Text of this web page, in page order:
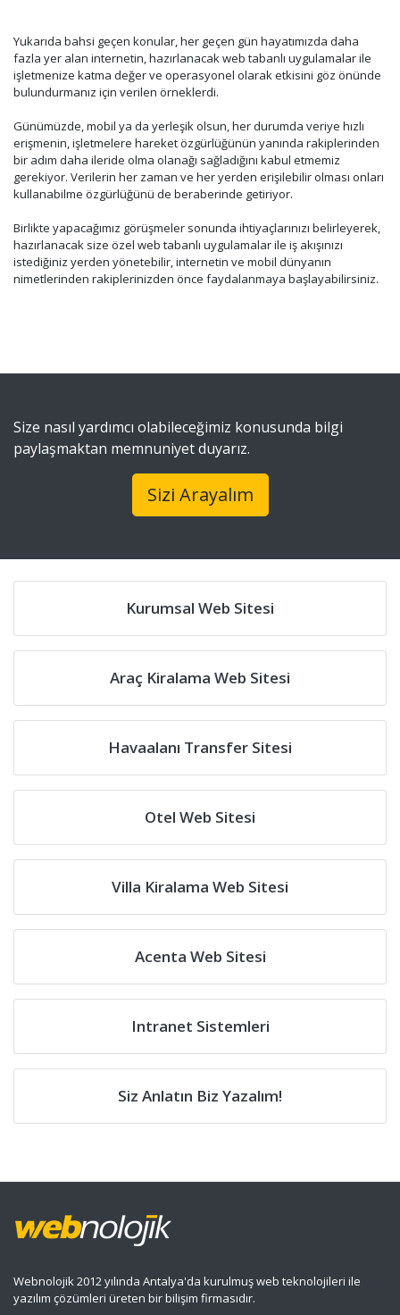
Yukarıda bahsi geçen konular, her geçen gün hayatımızda daha
fazla yer alan internetin, hazırlanacak web tabanlı uygulamalar ile
işletmenize katma değer ve operasyonel olarak etkisini göz önünde
bulundurmanız için verilen örneklerdi.
Günümüzde, mobil ya da yerleşik olsun, her durumda veriye hızlı
erişmenin, işletmelere hareket özgürlüğünün yanında rakiplerinden
bir adım daha ileride olma olanağı sağladığını kabul etmemiz
gerekiyor. Verilerin her zaman ve her yerden erişilebilir olması onları
kullanabilme özgürlüğünü de beraberinde getiriyor.
Birlikte yapacağımız görüşmeler sonunda ihtiyaçlarınızı belirleyerek,
hazırlanacak size özel web tabanlı uygulamalar ile iş akışınızı
istediğiniz yerden yönetebilir, internetin ve mobil dünyanın
nimetlerinden rakiplerinizden önce faydalanmaya başlayabilirsiniz.
Size nasıl yardımcı olabileceğimiz konusunda bilgi
paylaşmaktan memnuniyet duyarız.
Sizi Arayalım
Kurumsal Web Sitesi
Araç Kiralama Web Sitesi
Havaalanı Transfer Sitesi
Otel Web Sitesi
Villa Kiralama Web Sitesi
Acenta Web Sitesi
Intranet Sistemleri
Siz Anlatın Biz Yazalım!
Webnolojik 2012 yılında Antalya'da kurulmuş web teknolojileri ile
yazılım çözümleri üreten bir bilişim firmasıdır.